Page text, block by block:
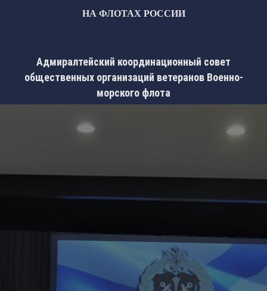
НА ФЛОТАХ РОССИИ
Адмиралтейский координационный совет
общественных организаций ветеранов Военно-
морского флота